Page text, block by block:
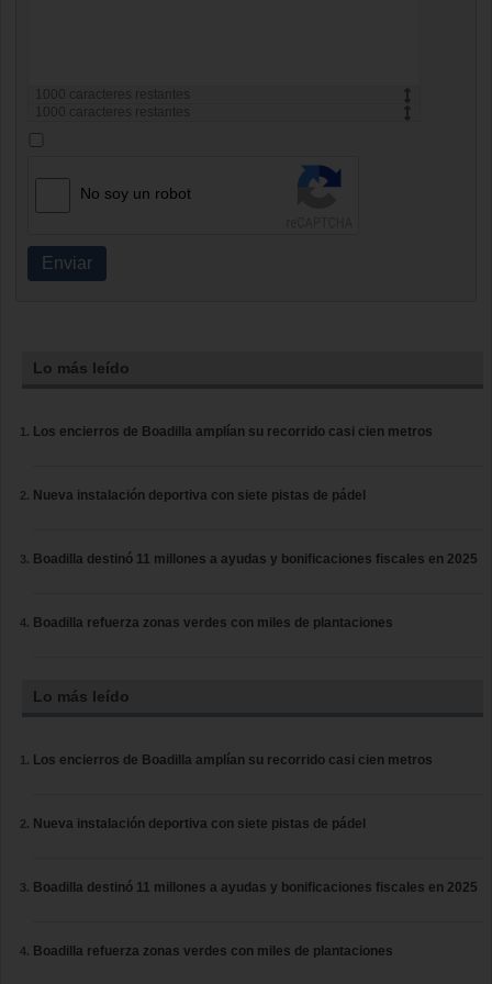
caracteres restantes
caracteres restantes
No soy un robot
Enviar
Lo más leído
Los encierros de Boadilla amplían su recorrido casi cien metros
Nueva instalación deportiva con siete pistas de pádel
Boadilla destinó 11 millones a ayudas y bonificaciones fiscales en 2025
Boadilla refuerza zonas verdes con miles de plantaciones
Lo más leído
Los encierros de Boadilla amplían su recorrido casi cien metros
Nueva instalación deportiva con siete pistas de pádel
Boadilla destinó 11 millones a ayudas y bonificaciones fiscales en 2025
Boadilla refuerza zonas verdes con miles de plantaciones